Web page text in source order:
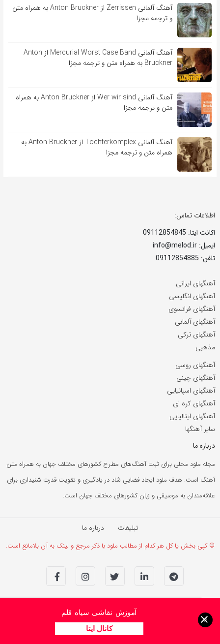
آهنگ آلمانی Zerrissen از Anton Bruckner به همراه متن
و ترجمه مجزا
آهنگ آلمانی Mercurial Worst Case Band از Anton
Bruckner به همراه متن و ترجمه مجزا
آهنگ آلمانی Wer wir sind از Anton Bruckner به همراه
متن و ترجمه مجزا
آهنگ آلمانی Tochterkomplex از Anton Bruckner به
همراه متن و ترجمه مجزا
اطلاعات تماس:
اکانت ایتا: 09112854845
ایمیل: info@melod.ir
تلفن: 09112854885
آهنگهای ایرانی
آهنگهای انگلیسی
آهنگهای فرانسوی
آهنگهای آلمانی
آهنگهای ترکی
مذهبی
آهنگهای روسی
آهنگهای چینی
آهنگهای اسپانیایی
آهنگهای کره ای
آهنگهای ایتالیایی
سایر آهنگها
درباره ما
مجله ملود محلی برای ثبت آهنگ‌های مطرح کشورهای مختلف جهان به همراه متن
آهنگ است. هدف ملود ایجاد فضایی شاد در یادگیری و تقویت قدرت شنیداری برای
علاقه‌مندان به موسیقی و زبان کشورهای مختلف جهان است.
تبلیغات درباره ما
© کپی بخش یا کل هر کدام از مطالب ملود با ذکر مرجع و لینک به آن بلامانع است.
آموزش نقاشی سیاه قلم
کانال ایتا
×